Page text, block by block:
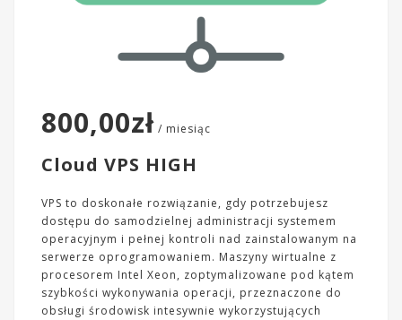
800,00zł / miesiąc
Cloud VPS HIGH
VPS to doskonałe rozwiązanie, gdy potrzebujesz
dostępu do samodzielnej administracji systemem
operacyjnym i pełnej kontroli nad zainstalowanym na
serwerze oprogramowaniem. Maszyny wirtualne z
procesorem Intel Xeon, zoptymalizowane pod kątem
szybkości wykonywania operacji, przeznaczone do
obsługi środowisk intesywnie wykorzystujących